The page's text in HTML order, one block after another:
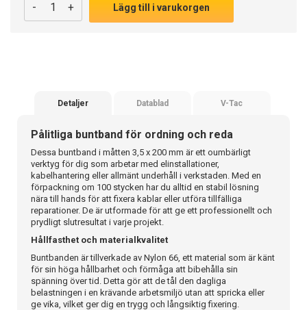
- + Lägg till i varukorgen
Detaljer Datablad V-Tac
Pålitliga buntband för ordning och reda
Dessa buntband i måtten 3,5 x 200 mm är ett oumbärligt
verktyg för dig som arbetar med elinstallationer,
kabelhantering eller allmänt underhåll i verkstaden. Med en
förpackning om 100 stycken har du alltid en stabil lösning
nära till hands för att fixera kablar eller utföra tillfälliga
reparationer. De är utformade för att ge ett professionellt och
prydligt slutresultat i varje projekt.
Hållfasthet och materialkvalitet
Buntbanden är tillverkade av Nylon 66, ett material som är känt
för sin höga hållbarhet och förmåga att bibehålla sin
spänning över tid. Detta gör att de tål den dagliga
belastningen i en krävande arbetsmiljö utan att spricka eller
ge vika, vilket ger dig en trygg och långsiktig fixering.